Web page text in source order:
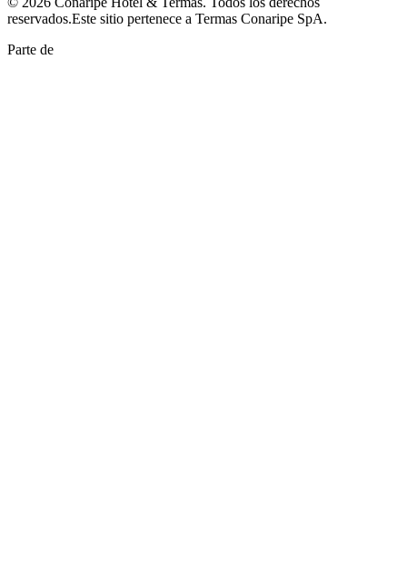
reservados.Este sitio pertenece a Termas Conaripe SpA.
Parte de